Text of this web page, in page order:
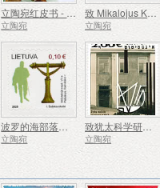
立陶宛红皮书 - 鸟类
立陶宛
致 Mikalojus Konstantinas Ciurlionis - 150
立陶宛
波罗的海部落、萨莫吉提亚人
立陶宛
致犹太科学研究所 YIVO，100
立陶宛